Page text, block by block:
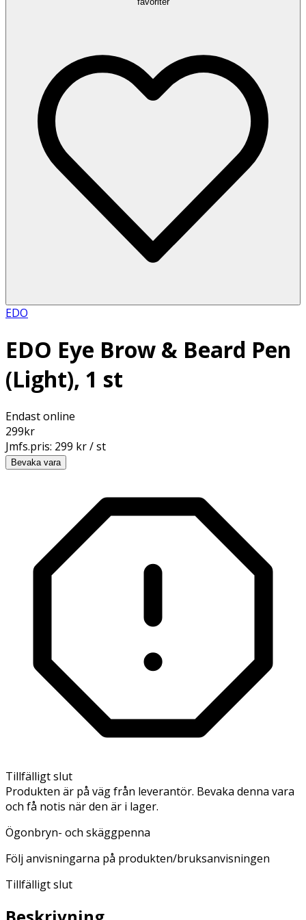
EDO
EDO Eye Brow & Beard Pen
(Light), 1 st
Endast online
299kr
Jmfs.pris: 299 kr / st
Bevaka vara
Tillfälligt slut
Produkten är på väg från leverantör. Bevaka denna vara
och få notis när den är i lager.
Ögonbryn- och skäggpenna
Följ anvisningarna på produkten/bruksanvisningen
Tillfälligt slut